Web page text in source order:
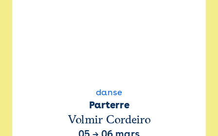
danse
Parterre
Volmir Cordeiro